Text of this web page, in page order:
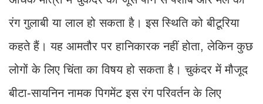
रंग गुलाबी या लाल हो सकता है। इस स्थिति को बीटूरिया
कहते हैं। यह आमतौर पर हानिकारक नहीं होता, लेकिन कुछ
लोगों के लिए चिंता का विषय हो सकता है। चुकंदर में मौजूद
बीटा-सायनिन नामक पिगमेंट इस रंग परिवर्तन के लिए